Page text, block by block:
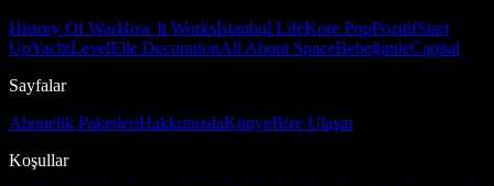
History Of WarHow It Worksİstanbul LifeKore PopPozitifStart
UpYachtLevelElle DecorationAll About SpaceBebeğimleCapital
Sayfalar
Abonelik PaketleriHakkımızdaKünyeBize Ulaşın
Koşullar